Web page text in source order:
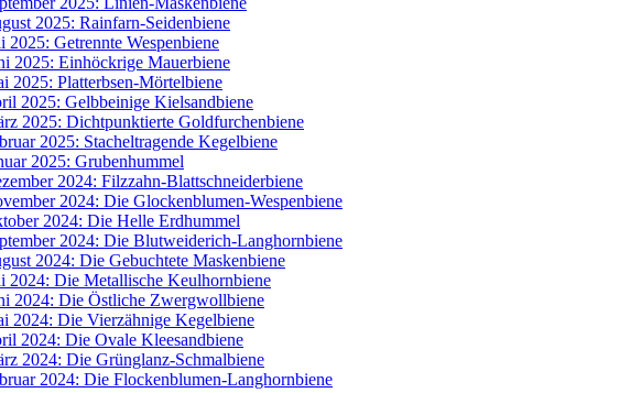
2025: Rainfarn-Seidenbiene
2025: Getrennte Wespenbiene
2025: Einhöckrige Mauerbiene
2025: Platterbsen-Mörtelbiene
2025: Gelbbeinige Kielsandbiene
2025: Dichtpunktierte Goldfurchenbiene
2025: Stacheltragende Kegelbiene
2025: Grubenhummel
2024: Filzzahn-Blattschneiderbiene
2024: Die Glockenblumen-Wespenbiene
2024: Die Helle Erdhummel
2024: Die Blutweiderich-Langhornbiene
2024: Die Gebuchtete Maskenbiene
2024: Die Metallische Keulhornbiene
2024: Die Östliche Zwergwollbiene
2024: Die Vierzähnige Kegelbiene
2024: Die Ovale Kleesandbiene
2024: Die Grünglanz-Schmalbiene
2024: Die Flockenblumen-Langhornbiene